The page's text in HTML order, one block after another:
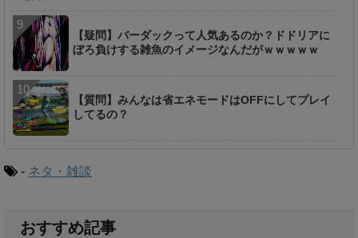
【疑問】バーダックって人気あるのか？ドドリアに
ぼろ負けする雑魚のイメージなんだがｗｗｗｗｗ
【質問】みんなは省エネモードはOFFにしてプレイ
してるの？
- ネタ・雑談
おすすめ記事